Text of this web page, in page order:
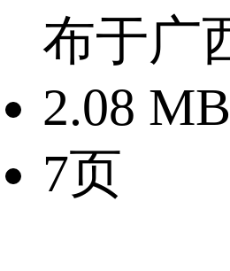
布于广
2.08 MB
7页